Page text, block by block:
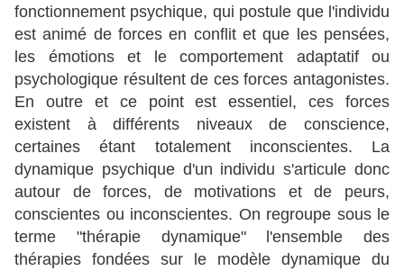
fonctionnement psychique, qui postule que l'individu
est animé de forces en conflit et que les pensées,
les émotions et le comportement adaptatif ou
psychologique résultent de ces forces antagonistes.
En outre et ce point est essentiel, ces forces
existent à différents niveaux de conscience,
certaines étant totalement inconscientes. La
dynamique psychique d'un individu s'articule donc
autour de forces, de motivations et de peurs,
conscientes ou inconscientes. On regroupe sous le
terme "thérapie dynamique" l'ensemble des
thérapies fondées sur le modèle dynamique du